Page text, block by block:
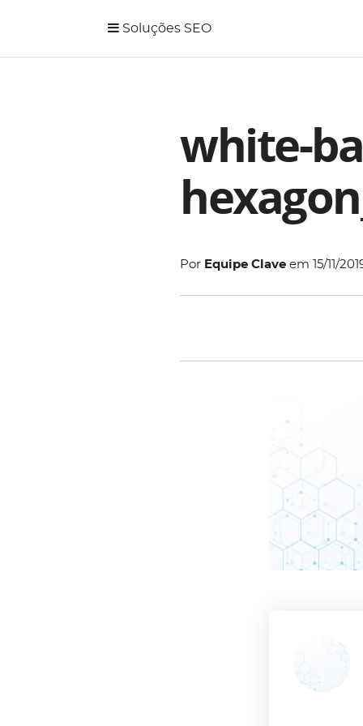
Soluções SEO
white-
Por Equipe Clave em 15/11/